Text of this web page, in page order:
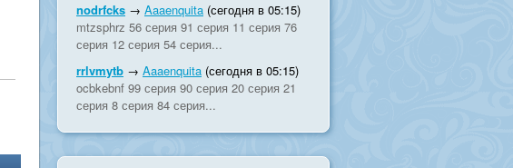
nodrfcks → Aaaenquita (сегодня в 05:15)
mtzsphrz 56 серия 91 серия 11 серия 76
серия 12 серия 54 серия...
rrlvmytb → Aaaenquita (сегодня в 05:15)
ocbkebnf 99 серия 90 серия 20 серия 21
серия 8 серия 84 серия...